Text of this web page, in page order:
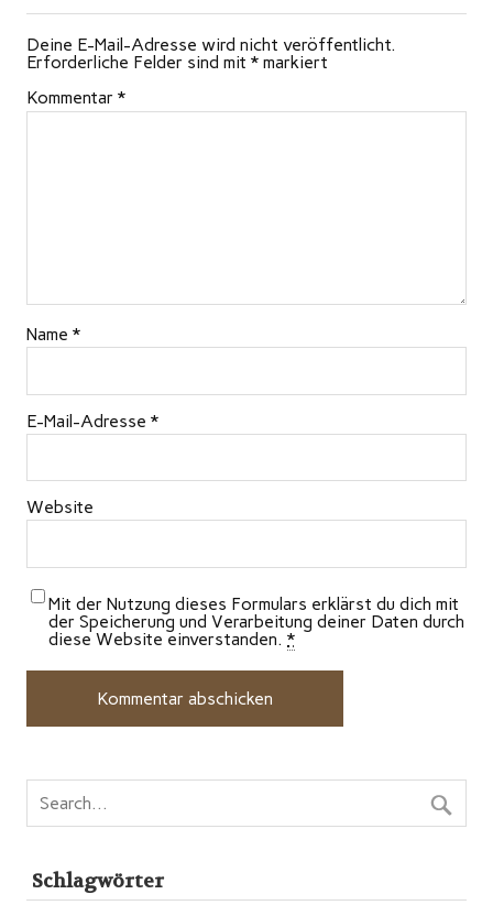
Deine E-Mail-Adresse wird nicht veröffentlicht.
Erforderliche Felder sind mit * markiert
Kommentar *
Name *
E-Mail-Adresse *
Website
Mit der Nutzung dieses Formulars erklärst du dich mit
der Speicherung und Verarbeitung deiner Daten durch
diese Website einverstanden. *
Schlagwörter